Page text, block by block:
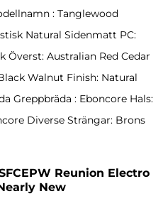
: Tanglewood
Natural Sidenmatt PC:
Överst: Australian Red Cedar
Walnut Finish: Natural
Greppbräda : Eboncore Hals:
Diverse Strängar: Brons
Reunion Electro
New